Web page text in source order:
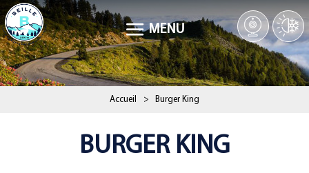
MENU
Accueil > Burger King
BURGER KING